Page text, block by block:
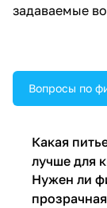
задаваемые
Вопросы по
Какая
лучше для
Нужен ли